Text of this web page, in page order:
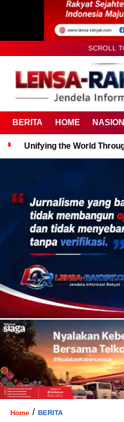
SCROLL
BERITA HOME
Unifying the World
Home / BERITA